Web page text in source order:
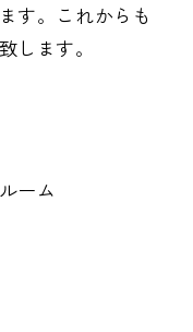
す。これからも
します。
ーム